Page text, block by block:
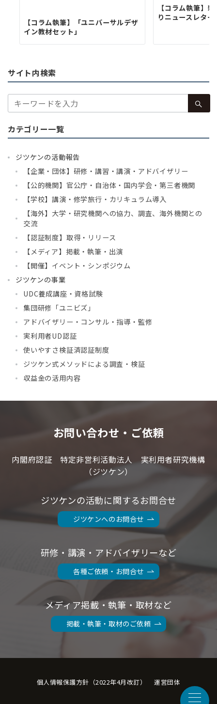
【コラム執筆】「ユニバーサルデザ
イン教材セット」
【コラム執筆】
りニュースレタ
サイト内検索
索：
カテゴリー一覧
ジツケンの活動報告
【企業・団体】研修・講習・講演・アドバイザリー
【公的機関】官公庁・自治体・国内学会・第三者機関
【学校】講演・修学旅行・カリキュラム導入
【海外】大学・研究機関への協力、調査、海外機関との
交流
【認証制度】取得・リリース
【メディア】掲載・執筆・出演
【開催】イベント・シンポジウム
ジツケンの事業
UDC養成講座・資格試験
集団研修「ユニビズ」
アドバイザリー・コンサル・指導・監修
実利用者UD認証
使いやすさ検証済認証制度
ジツケン式メソッドによる調査・検証
収益金の活用内容
お問い合わせ・ご依頼
内閣府認証 特定非営利活動法人 実利用者研究機構
（ジツケン）
ジツケンの活動に関するお問合せ
ジツケンへのお問合せ
研修・講演・アドバイザリーなど
各種ご依頼・お問合せ
メディア掲載・執筆・取材など
掲載・執筆・取材のご依頼
個人情報保護方針（2022年4月改訂） 運営団体